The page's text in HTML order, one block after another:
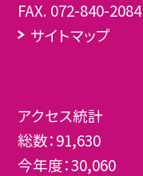
FAX. 072-840-2084
サイトマップ
アクセス統計
総数：91,630
今年度：30,060